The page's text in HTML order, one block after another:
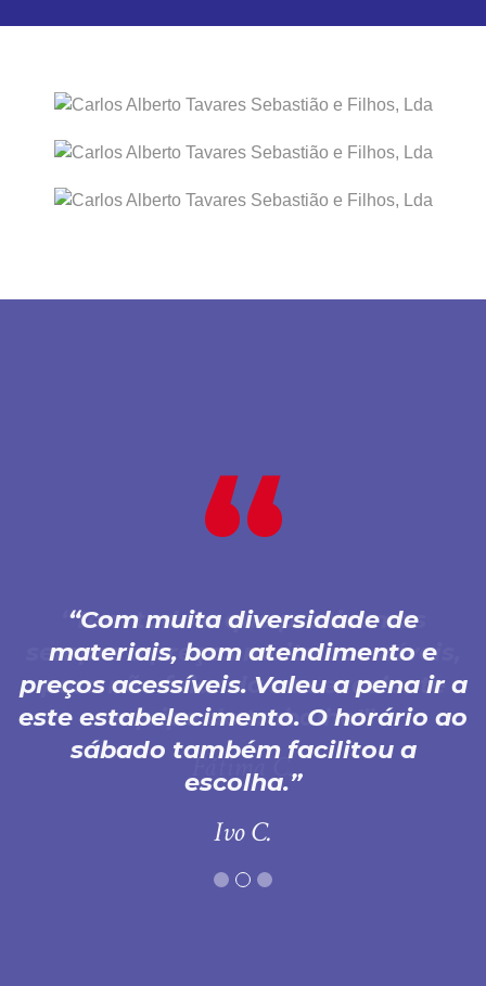
Com muita diversidade de
materiais, bom atendimento e
preços acessíveis. Valeu a pena ir a
este estabelecimento. O horário ao
sábado também facilitou a
escolha.
Ivo C.